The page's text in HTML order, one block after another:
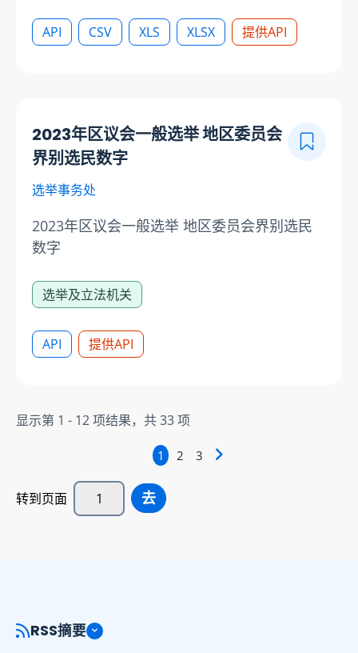
API CSV XLS XLSX 提供API
2023年区议会一般选举 地区委员会
界别选民数字
选举事务处
2023年区议会一般选举 地区委员会界别选民
数字
选举及立法机关
API 提供API
显示第 1 - 12项结果，共33项
1 2 3
转到页面 去
RSS摘要